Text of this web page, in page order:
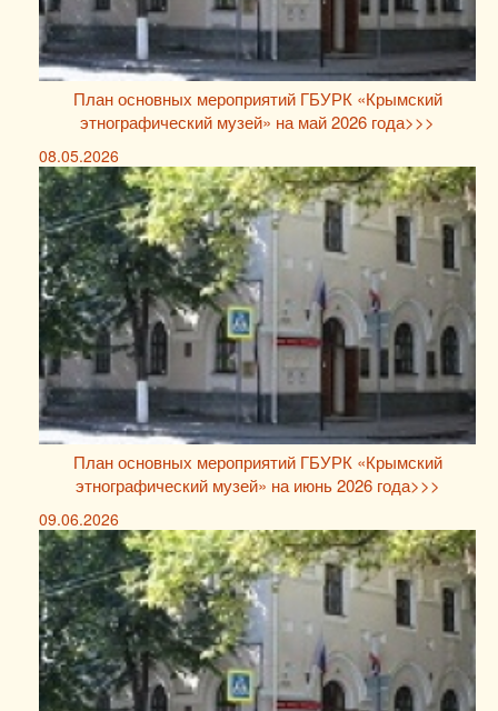
План основных мероприятий ГБУРК «Крымский
этнографический музей» на май 2026 года>>>
08.05.2026
План основных мероприятий ГБУРК «Крымский
этнографический музей» на июнь 2026 года>>>
09.06.2026